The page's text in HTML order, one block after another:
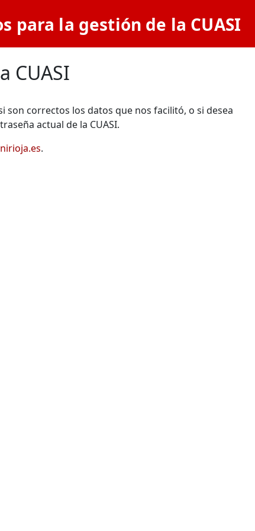
para la gestión de la CUASI
CUASI
correctos los datos que nos facilitó, o si desea
actual de la CUASI.
.